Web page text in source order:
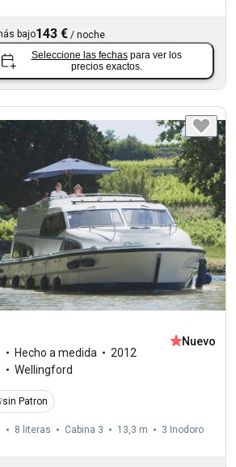
bajo143 € /noche
Seleccione las fechas para ver los
precios exactos.
Hecho a medida
2012
Wellingford
Nuevo
sin Patron
8 literas Cabina 3 13,3 m 3 Inodoro